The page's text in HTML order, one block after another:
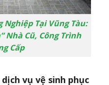
Nghiệp Tại Vũng Tàu:
Nhà Cũ, Công Trình
Cấp
vụ vệ sinh phục